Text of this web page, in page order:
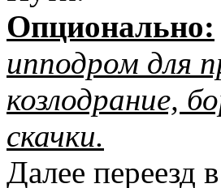
Опционально:
ипподром для
козлодрание,
скачки.
Далее переезд